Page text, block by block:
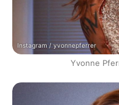
Instagram / yvonnepferrer
Yvonne